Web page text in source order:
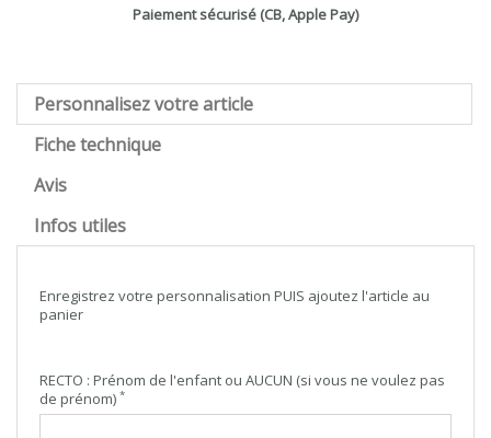
Paiement sécurisé (CB, Apple Pay)
Personnalisez votre article
Fiche technique
Avis
Infos utiles
Enregistrez votre personnalisation PUIS ajoutez l'article au
panier
RECTO : Prénom de l'enfant ou AUCUN (si vous ne voulez pas
de prénom) *